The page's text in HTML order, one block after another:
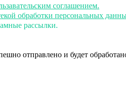
соглашением.
обработки персональных
рассылки.
отправлено и будет